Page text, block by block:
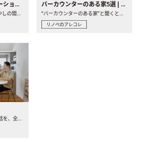
洗面所・洗面台リノベーションの事例と間取りアイデア
毎日使う場所だからこそ、少しの間取りの工夫や素材の選び方で..
バーカウンターのある家5選 | 日常に馴染む“距離の近い”キッチンとは
“バーカウンターのある家”と聞くと、少し特別な、大人のための..
リノベのアレコレ